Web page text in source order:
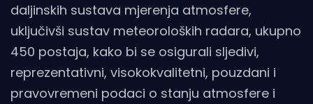
daljinskih sustava mjerenja atmosfere,
uključivši sustav meteoroloških radara, ukupno
450 postaja, kako bi se osigurali sljedivi,
reprezentativni, visokokvalitetni, pouzdani i
pravovremeni podaci o stanju atmosfere i